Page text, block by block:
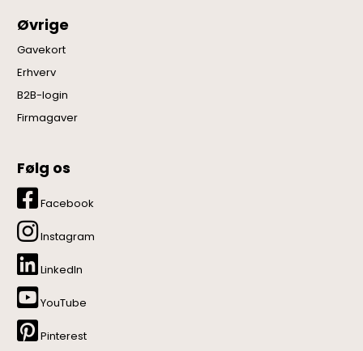
Øvrige
Gavekort
Erhverv
B2B-login
Firmagaver
Følg os
Facebook
Instagram
LinkedIn
YouTube
Pinterest